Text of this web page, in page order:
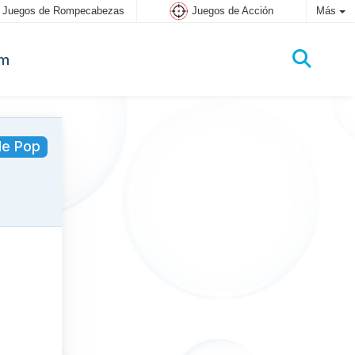
Juegos de Rompecabezas Juegos de Acción Más
Pop